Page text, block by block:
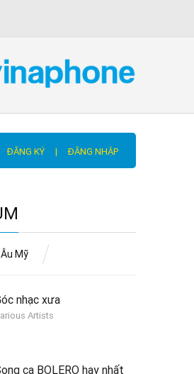
ĐĂNG KÝ | ĐĂNG NHẬP
Âu Mỹ
nhạc xưa
Artists
ca BOLERO hay nhất